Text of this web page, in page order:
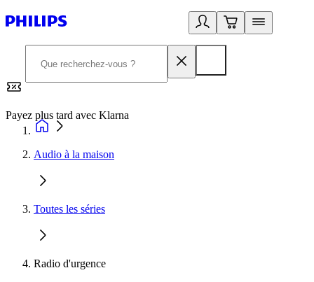
Payez plus tard avec Klarna
Audio à la maison
Toutes les séries
Radio d'urgence